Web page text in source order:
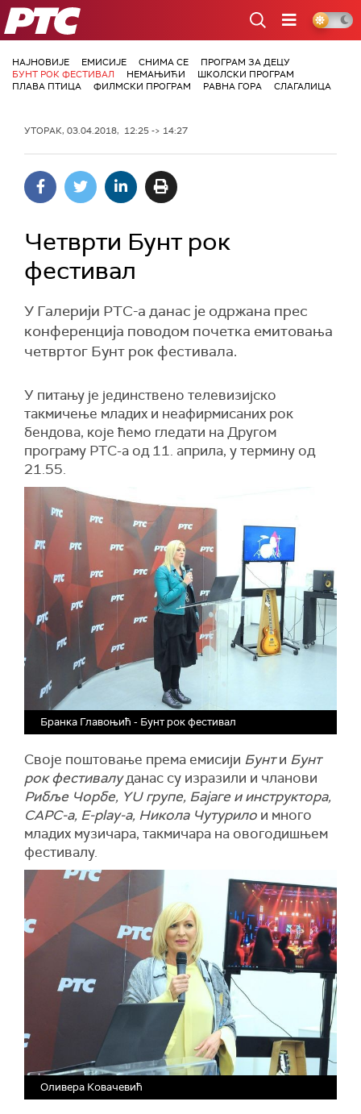
РТС
НАЈНОВИЈЕ ЕМИСИЈЕ СНИМА СЕ
ПРОГРАМ ЗА ДЕЦУ
БУНТ РОК ФЕСТИВАЛ
НЕМАЊИЋИ
ШКОЛСКИ ПРОГРАМ
ПЛАВА ПТИЦА
ФИЛМСКИ ПРОГРАМ РАВНА ГОРА СЛАГАЛИЦА
УТОРАК, 03.04.2018, 12:25 -> 14:27
Четврти Бунт рок
фестивал
У Галерији РТС-а данас је одржана прес
конференција поводом почетка емитовања
четвртог Бунт рок фестивала.
У питању је јединствено телевизијско
такмичење младих и неафирмисаних рок
бендова, које ћемо гледати на Другом
програму РТС-а од 11. априла, у термину од
21.55.
Бранка Главоњић - Бунт рок фестивал
Своје поштовање према емисији Бунти Бунт
рок фестивалуданас су изразили и чланови
Рибље Чорбе, YU групе, Бајаге и инструктора,
САРС-а, Е-play-а, Никола Чутурило и много
младих музичара, такмичара на овогодишњем
фестивалу.
Оливера Ковачевић